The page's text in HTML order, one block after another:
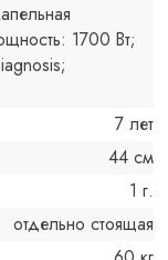
1700 Вт;
7 лет
44 см
1 г.
отдельно стоящая